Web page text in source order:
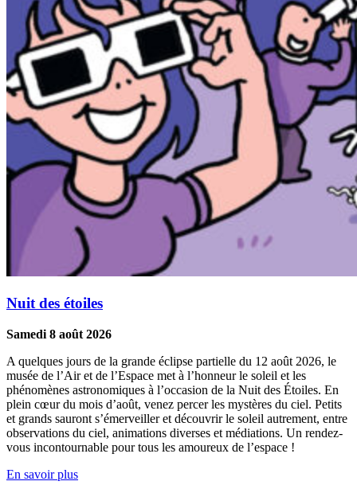
Nuit des étoiles
Samedi 8 août 2026
A quelques jours de la grande éclipse partielle du 12 août 2026, le
musée de l’Air et de l’Espace met à l’honneur le soleil et les
phénomènes astronomiques à l’occasion de la Nuit des Étoiles. En
plein cœur du mois d’août, venez percer les mystères du ciel. Petits
et grands sauront s’émerveiller et découvrir le soleil autrement, entre
observations du ciel, animations diverses et médiations. Un rendez-
vous incontournable pour tous les amoureux de l’espace !
En savoir plus